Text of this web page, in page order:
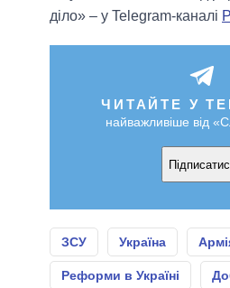
діло» – у Telegram-каналі
ЧИТАЙТЕ У
найважливіше від
ЗСУ Україна
Реформи в Україні